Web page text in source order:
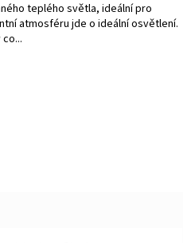
teplého světla, ideální pro
atmosféru jde o ideální osvětlení.